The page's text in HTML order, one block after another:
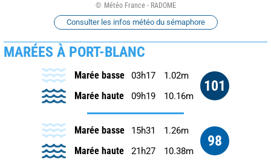
Météo France - RADOME
Consulter les infos météo du sémaphore
MARÉES À PORT-BLANC
101
Marée basse 03h17 1.02m
Marée haute 09h19 10.16m
98
Marée basse 15h31 1.26m
Marée haute 21h27 10.38m